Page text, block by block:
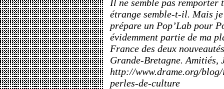
Il ne semble pas remporter
étrange semble-t-il. Mais
prépare un Pop’Lab pour
évidemment partie de ma
France des deux
Grande-Bretagne. Amitiés,
http://www.drame.org/
perles-de-culture